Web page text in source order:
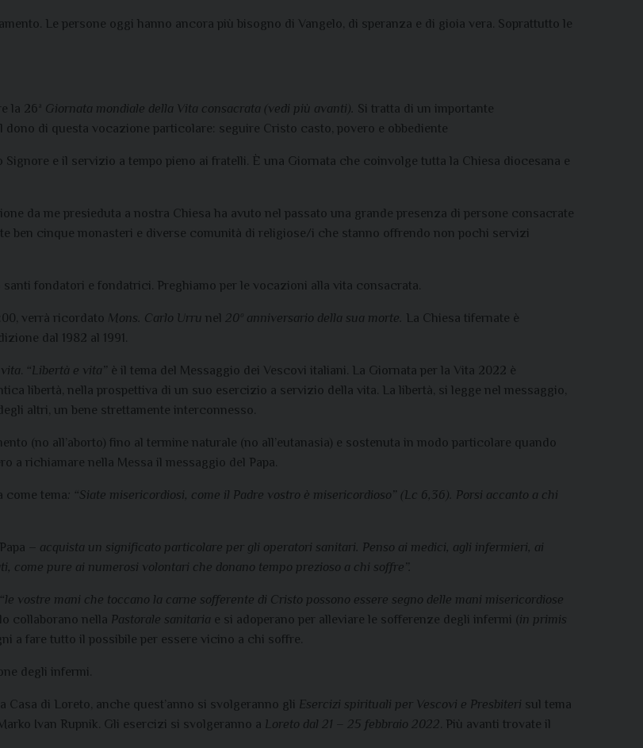
Le persone oggi hanno ancora più bisogno di Vangelo, di speranza e di gioia vera. Soprattutto le
la 26ª Giornata mondiale della Vita consacrata (vedi più avanti). Si tratta di un importante
di questa vocazione particolare: seguire Cristo casto, povero e obbediente
e il servizio a tempo pieno ai fratelli. È una Giornata che coinvolge tutta la Chiesa diocesana e
da me presieduta a nostra Chiesa ha avuto nel passato una grande presenza di persone consacrate
ben cinque monasteri e diverse comunità di religiose/i che stanno offrendo non pochi servizi
fondatori e fondatrici. Preghiamo per le vocazioni alla vita consacrata.
verrà ricordato Mons. Carlo Urru nel 20º anniversario della sua morte. La Chiesa tifernate è
dal 1982 al 1991.
“Libertà e vita” è il tema del Messaggio dei Vescovi italiani. La Giornata per la Vita 2022 è
libertà, nella prospettiva di un suo esercizio a servizio della vita. La libertà, si legge nel messaggio,
altri, un bene strettamente interconnesso.
(no all’aborto) fino al termine naturale (no all’eutanasia) e sostenuta in modo particolare quando
a richiamare nella Messa il messaggio del Papa.
come tema: “Siate misericordiosi, come il Padre vostro è misericordioso” (Lc 6,36). Porsi accanto a chi
– acquista un significato particolare per gli operatori sanitari. Penso ai medici, agli infermieri, ai
come pure ai numerosi volontari che donano tempo prezioso a chi soffre”.
“le vostre mani che toccano la carne sofferente di Cristo possono essere segno delle mani misericordiose
collaborano nella Pastorale sanitaria e si adoperano per alleviare le sofferenze degli infermi (in primis
a fare tutto il possibile per essere vicino a chi soffre.
degli infermi.
di Loreto, anche quest’anno si svolgeranno gli Esercizi spirituali per Vescovi e Presbiteri sul tema
Ivan Rupnik. Gli esercizi si svolgeranno a Loreto dal 21 – 25 febbraio 2022 . Più avanti trovate il